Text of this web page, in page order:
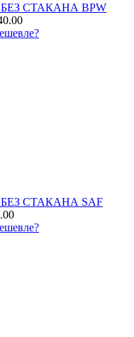
СТАКАНА BPW
СТАКАНА SAF